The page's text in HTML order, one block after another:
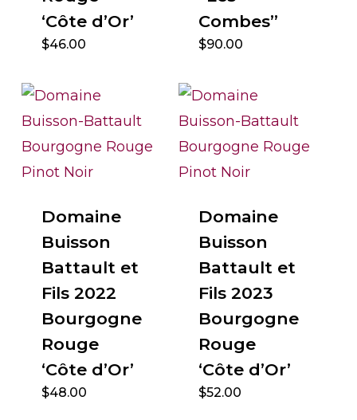
‘Côte d’Or’
$46.00
Combes”
$90.00
Domaine
Buisson
Battault et
Fils 2022
Bourgogne
Rouge
‘Côte d’Or’
$48.00
Domaine
Buisson
Battault et
Fils 2023
Bourgogne
Rouge
‘Côte d’Or’
$52.00